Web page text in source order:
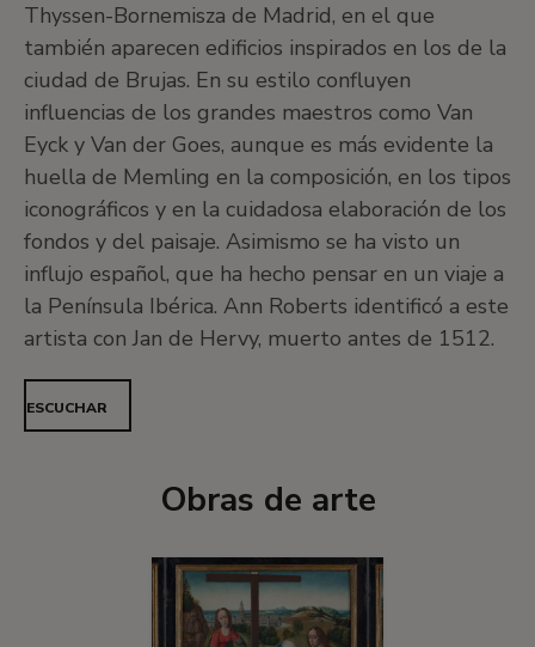
Thyssen-Bornemisza de Madrid, en el que
también aparecen edificios inspirados en los de la
ciudad de Brujas. En su estilo confluyen
influencias de los grandes maestros como Van
Eyck y Van der Goes, aunque es más evidente la
huella de Memling en la composición, en los tipos
iconográficos y en la cuidadosa elaboración de los
fondos y del paisaje. Asimismo se ha visto un
influjo español, que ha hecho pensar en un viaje a
la Península Ibérica. Ann Roberts identificó a este
artista con Jan de Hervy, muerto antes de 1512.
ESCUCHAR
Obras de arte